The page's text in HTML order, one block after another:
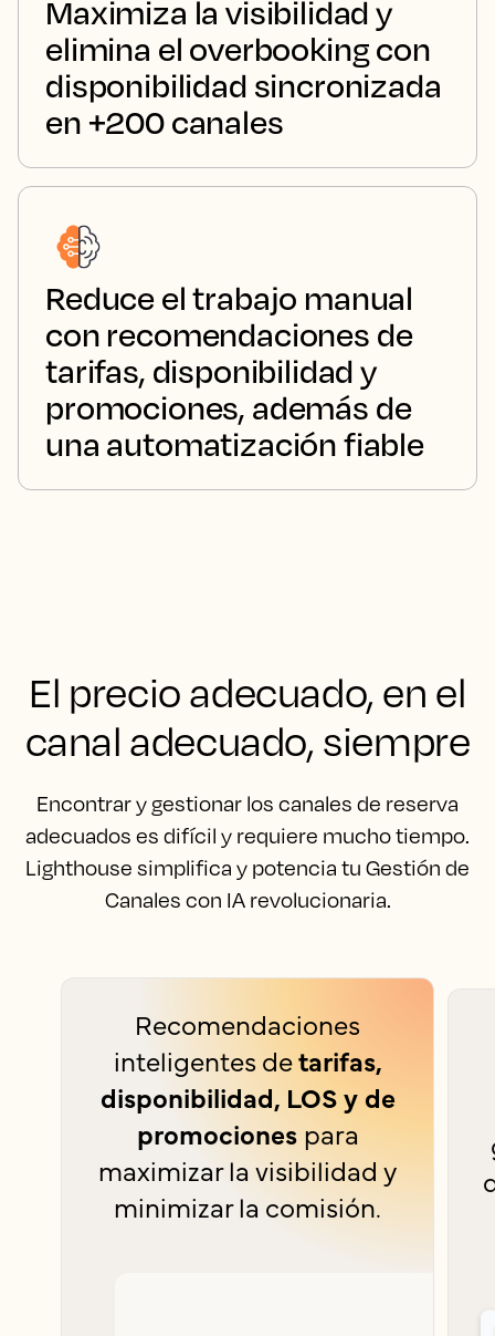
Maximiza la visibilidad y
elimina el overbooking con
disponibilidad sincronizada
en +200 canales
Reduce el trabajo manual
con recomendaciones de
tarifas, disponibilidad y
promociones, además de
una automatización fiable
El precio adecuado, en el
canal adecuado, siempre
Encontrar y gestionar los canales de reserva
adecuados es difícil y requiere mucho tiempo.
Lighthouse simplifica y potencia tu Gestión de
Canales con IA revolucionaria.
Recomendaciones
inteligentes detarifas,
disponibilidad, LOS y de
promociones para
maximizar la visibilidad y
minimizar la comisión.